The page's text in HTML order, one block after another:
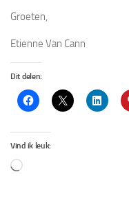
Groeten,
Etienne Van Cann
Dit delen:
Vind ik leuk:
Aan